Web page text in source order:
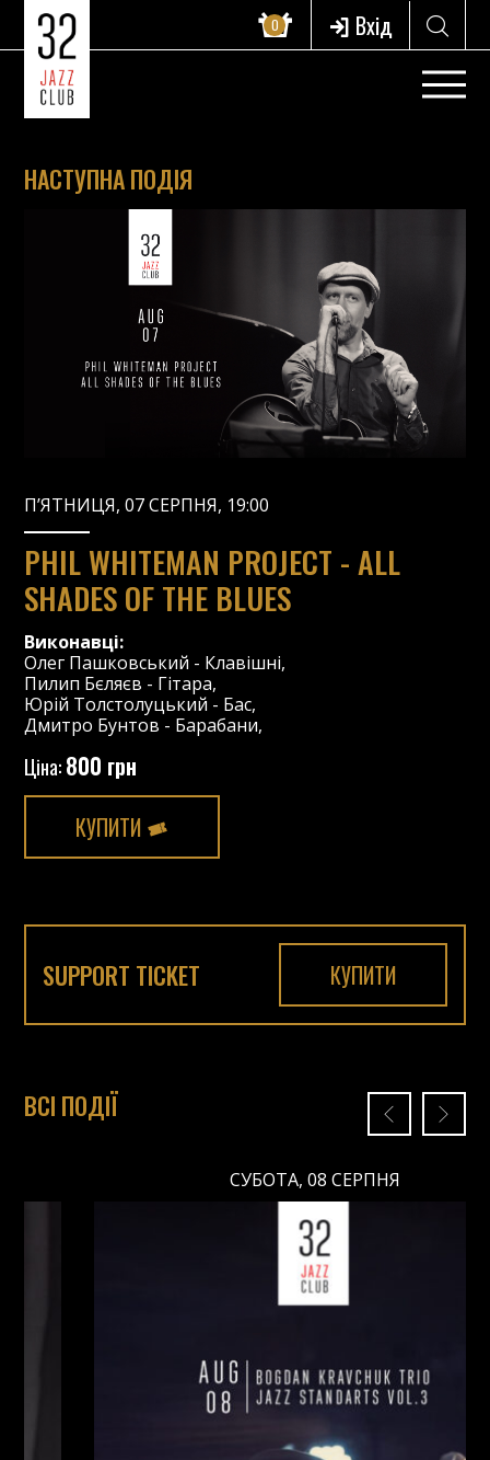
0 Вхід
НАСТУПНА ПОДІЯ
П’ЯТНИЦЯ, 07 СЕРПНЯ, 19:00
PHIL WHITEMAN PROJECT - ALL
SHADES OF THE BLUES
Виконавці:
Олег Пашковський - Клавішні,
Пилип Бєляєв - Гітара,
Юрій Толстолуцький - Бас,
Дмитро Бунтов - Барабани,
Ціна:800 грн
КУПИТИ
SUPPORT TICKET КУПИТИ
ВСІ ПОДІЇ
СУБОТА, 08 СЕРПНЯ